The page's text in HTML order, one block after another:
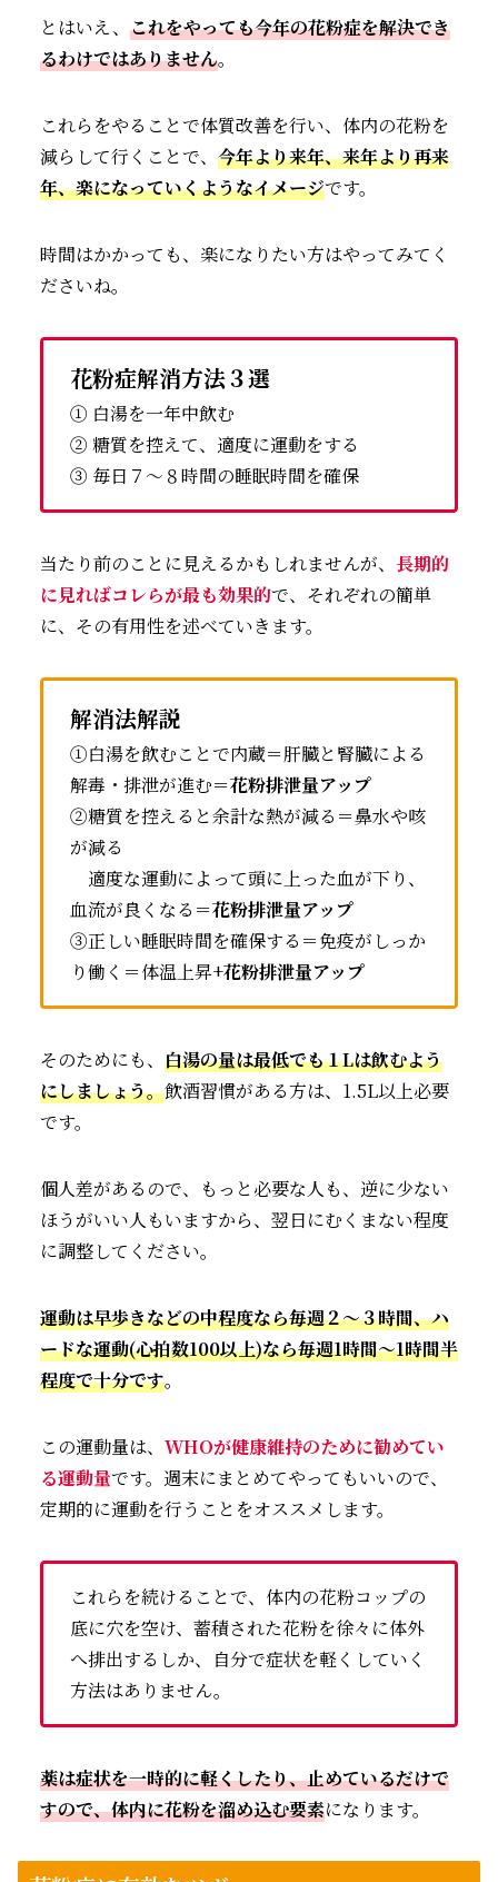
とはいえ、 これをやっても今年の花粉症を解決でき
るわけではありません。
これらをやることで体質改善を行い、体内の花粉を
減らして行くことで、 今年より来年、来年より再来
年、楽になっていくようなイメージです。
時間はかかっても、楽になりたい方はやってみてく
ださいね。
花粉症解消方法３選
① 白湯を一年中飲む
② 糖質を控えて、適度に運動をする
③ 毎日７～８時間の睡眠時間を確保
当たり前のことに見えるかもしれませんが、 長期的
に見ればコレらが最も効果的で、それぞれの簡単
に、その有用性を述べていきます。
解消法解説
①白湯を飲むことで内蔵＝肝臓と腎臓による
解毒・排泄が進む＝花粉排泄量アップ
②糖質を控えると余計な熱が減る＝鼻水や咳
が減る
適度な運動によって頭に上った血が下り、
血流が良くなる＝花粉排泄量アップ
③正しい睡眠時間を確保する＝免疫がしっか
り働く＝体温上昇+花粉排泄量アップ
そのためにも、 白湯の量は最低でも１Lは飲むよう
にしましょう。飲酒習慣がある方は、1.5L以上必要
です。
個人差があるので、もっと必要な人も、逆に少ない
ほうがいい人もいますから、翌日にむくまない程度
に調整してください。
運動は早歩きなどの中程度なら毎週２～３時間、ハ
ードな運動(心拍数100以上)なら毎週1時間～1時間半
程度で十分です。
この運動量は、 WHOが健康維持のために勧めてい
る運動量です。週末にまとめてやってもいいので、
定期的に運動を行うことをオススメします。
これらを続けることで、体内の花粉コップの
底に穴を空け、蓄積された花粉を徐々に体外
へ排出するしか、自分で症状を軽くしていく
方法はありません。
薬は症状を一時的に軽くしたり、止めているだけで
すので、体内に花粉を溜め込む要素になります。